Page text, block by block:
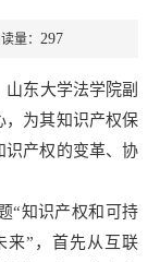
： 297
山东大学法学院副
，为其知识产权保
识产权的变革、协
“知识产权和可持
来”，首先从互联